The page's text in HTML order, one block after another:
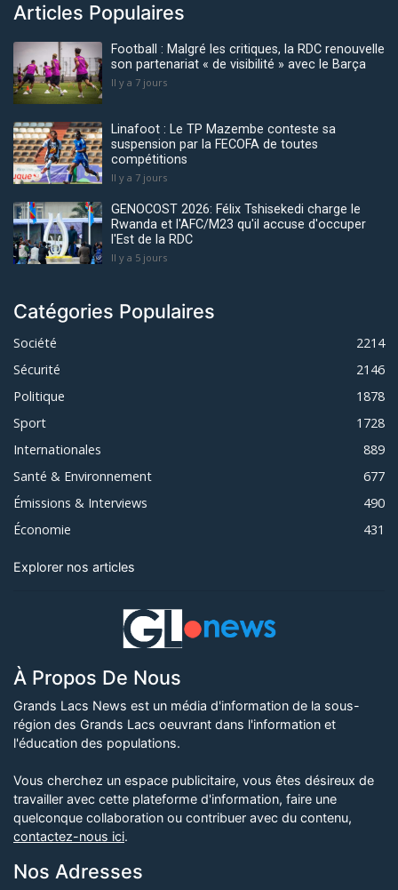
Articles Populaires
Football : Malgré les critiques, la RDC renouvelle
son partenariat « de visibilité » avec le Barça
Il y a 7 jours
Linafoot : Le TP Mazembe conteste sa
suspension par la FECOFA de toutes
compétitions
Il y a 7 jours
GENOCOST 2026: Félix Tshisekedi charge le
Rwanda et l'AFC/M23 qu'il accuse d'occuper
l'Est de la RDC
Il y a 5 jours
Catégories Populaires
Société
2214
Sécurité
2146
Politique
1878
Sport
1728
Internationales
889
Santé & Environnement
677
Émissions & Interviews
490
Économie
431
Explorer nos articles
À Propos De Nous
Grands Lacs News est un média d'information de la sous-
région des Grands Lacs oeuvrant dans l'information et
l'éducation des populations.
Vous cherchez un espace publicitaire, vous êtes désireux de
travailler avec cette plateforme d'information, faire une
quelconque collaboration ou contribuer avec du contenu,
contactez-nous ici.
Nos Adresses